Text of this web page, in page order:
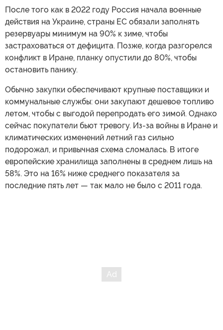
После того как в 2022 году Россия начала военные
действия на Украине, страны ЕС обязали заполнять
резервуары минимум на 90% к зиме, чтобы
застраховаться от дефицита. Позже, когда разгорелся
конфликт в Иране, планку опустили до 80%, чтобы
остановить панику.
Обычно закупки обеспечивают крупные поставщики и
коммунальные службы: они закупают дешевое топливо
летом, чтобы с выгодой перепродать его зимой. Однако
сейчас покупатели бьют тревогу. Из-за войны в Иране и
климатических изменений летний газ сильно
подорожал, и привычная схема сломалась. В итоге
европейские хранилища заполнены в среднем лишь на
58%. Это на 16% ниже среднего показателя за
последние пять лет — так мало не было с 2011 года.